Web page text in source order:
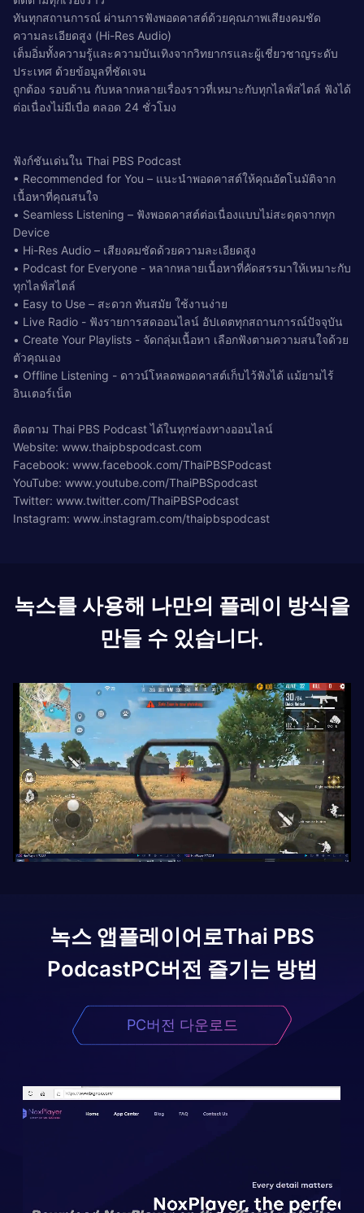
ทันทุกสถานการณ์ ผ่านการฟังพอดคาสต์ด้วยคุณภาพเสียงคมชัด
ความละเอียดสูง (Hi-Res Audio)
เต็มอิ่มทั้งความรู้และความบันเทิงจากวิทยากรและผู้เชี่ยวชาญระดับ
ประเทศ ด้วยข้อมูลที่ชัดเจน
ถูกต้อง รอบด้าน กับหลากหลายเรื่องราวที่เหมาะกับทุกไลฟ์สไตล์ ฟังได้
ต่อเนื่องไม่มีเบื่อ ตลอด 24 ชั่วโมง
ฟังก์ชันเด่นใน Thai PBS Podcast
• Recommended for You – แนะนำพอดคาสต์ให้คุณอัตโนมัติจาก
เนื้อหาที่คุณสนใจ
• Seamless Listening – ฟังพอดคาสต์ต่อเนื่องแบบไม่สะดุดจากทุก
Device
• Hi-Res Audio – เสียงคมชัดด้วยความละเอียดสูง
• Podcast for Everyone - หลากหลายเนื้อหาที่คัดสรรมาให้เหมาะกับ
ทุกไลฟ์สไตล์
• Easy to Use – สะดวก ทันสมัย ใช้งานง่าย
• Live Radio - ฟังรายการสดออนไลน์ อัปเดตทุกสถานการณ์ปัจจุบัน
• Create Your Playlists - จัดกลุ่มเนื้อหา เลือกฟังตามความสนใจด้วย
ตัวคุณเอง
• Offline Listening - ดาวน์โหลดพอดคาสต์เก็บไว้ฟังได้ แม้ยามไร้
อินเตอร์เน็ต
ติดตาม Thai PBS Podcast ได้ในทุกช่องทางออนไลน์
Website: www.thaipbspodcast.com
Facebook: www.facebook.com/ThaiPBSPodcast
YouTube: www.youtube.com/ThaiPBSpodcast
Twitter: www.twitter.com/ThaiPBSPodcast
Instagram: www.instagram.com/thaipbspodcast
녹스를 사용해 나만의 플레이 방식을
만들 수 있습니다.
녹스 앱플레이어로Thai PBS
PodcastPC버전 즐기는 방법
PC버전 다운로드